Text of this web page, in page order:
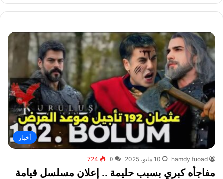
أخبار
hamdy fuoad 10 مايو، 2025 0
724
مفاجأه كبري بسبب حليمة .. إعلان مسلسل قيامة